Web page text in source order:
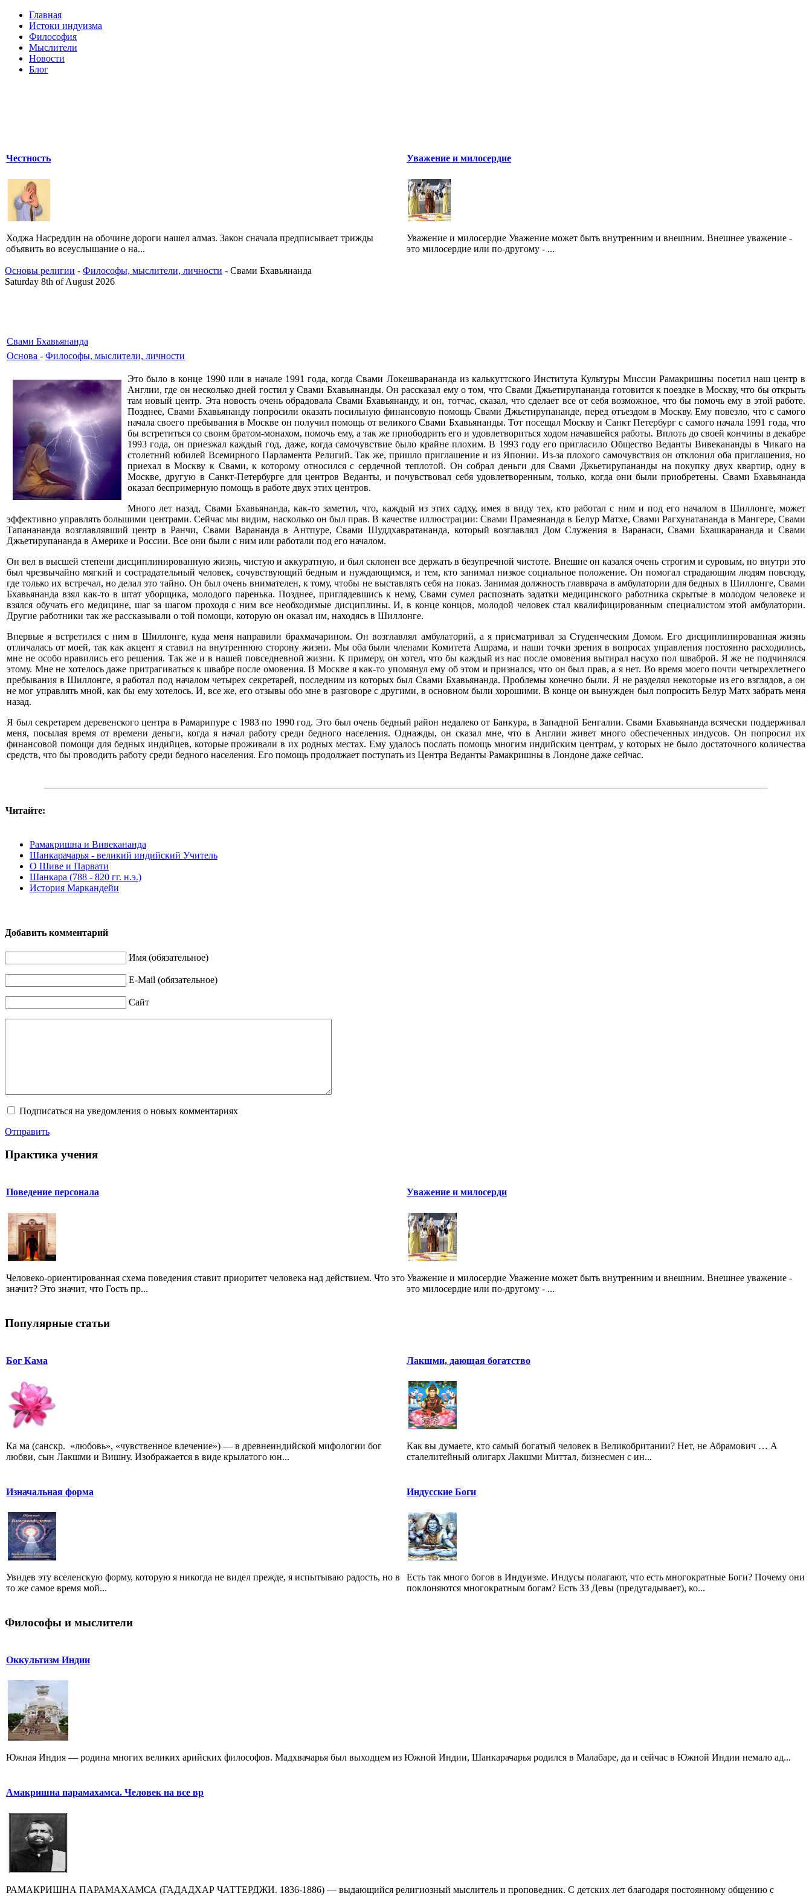
Главная
Истоки индуизма
Философия
Мыслители
Новости
Блог
Честность
Ходжа Насреддин на обочине дороги нашел алмаз. Закон сначала предписывает трижды
объявить во всеуслышание о на...
Уважение и милосердие
Уважение и милосердие Уважение может быть внутренним и внешним. Внешнее уважение -
это милосердие или по-другому - ...
Основы религии - Философы, мыслители, личности - Свами Бхавьянанда
Saturday 8th of August 2026
Свами Бхавьянанда
Основа - Философы, мыслители, личности
Это было в конце 1990 или в начале 1991 года, когда Свами Локешварананда из калькуттского Института Культуры Миссии Рамакришны посетил наш центр в
Англии, где он несколько дней гостил у Свами Бхавьянанды. Он рассказал ему о том, что Свами Джьетирупананда готовится к поездке в Москву, что бы открыть
там новый центр. Эта новость очень обрадовала Свами Бхавьянанду, и он, тотчас, сказал, что сделает все от себя возможное, что бы помочь ему в этой работе.
Позднее, Свами Бхавьянанду попросили оказать посильную финансовую помощь Свами Джьетирупананде, перед отъездом в Москву. Ему повезло, что с самого
начала своего пребывания в Москве он получил помощь от великого Свами Бхавьянанды. Тот посещал Москву и Санкт Петербург с самого начала 1991 года, что
бы встретиться со своим братом-монахом, помочь ему, а так же приободрить его и удовлетвориться ходом начавшейся работы. Вплоть до своей кончины в декабре
1993 года, он приезжал каждый год, даже, когда самочувствие было крайне плохим. В 1993 году его пригласило Общество Веданты Вивекананды в Чикаго на
столетний юбилей Всемирного Парламента Религий. Так же, пришло приглашение и из Японии. Из-за плохого самочувствия он отклонил оба приглашения, но
приехал в Москву к Свами, к которому относился с сердечной теплотой. Он собрал деньги для Свами Джьетирупананды на покупку двух квартир, одну в
Москве, другую в Санкт-Петербурге для центров Веданты, и почувствовал себя удовлетворенным, только, когда они были приобретены. Свами Бхавьянанда
оказал беспримерную помощь в работе двух этих центров.
Много лет назад, Свами Бхавьянанда, как-то заметил, что, каждый из этих садху, имея в виду тех, кто работал с ним и под его началом в Шиллонге, может
эффективно управлять большими центрами. Сейчас мы видим, насколько он был прав. В качестве иллюстрации: Свами Прамеянанда в Белур Матхе, Свами Рагхунатананда в Мангере, Свами
Тапанананда возглавлявший центр в Ранчи, Свами Варананда в Антпуре, Свами Шуддхавратананда, который возглавлял Дом Служения в Варанаси, Свами Бхашкарананда и Свами
Джьетирупананда в Америке и России. Все они были с ним или работали под его началом.
Он вел в высшей степени дисциплинированную жизнь, чистую и аккуратную, и был склонен все держать в безупречной чистоте. Внешне он казался очень строгим и суровым, но внутри это
был чрезвычайно мягкий и сострадательный человек, сочувствующий бедным и нуждающимся, и тем, кто занимал низкое социальное положение. Он помогал страдающим людям повсюду,
где только их встречал, но делал это тайно. Он был очень внимателен, к тому, чтобы не выставлять себя на показ. Занимая должность главврача в амбулатории для бедных в Шиллонге, Свами
Бхавьянанда взял как-то в штат уборщика, молодого паренька. Позднее, приглядевшись к нему, Свами сумел распознать задатки медицинского работника скрытые в молодом человеке и
взялся обучать его медицине, шаг за шагом проходя с ним все необходимые дисциплины. И, в конце концов, молодой человек стал квалифицированным специалистом этой амбулатории.
Другие работники так же рассказывали о той помощи, которую он оказал им, находясь в Шиллонге.
Впервые я встретился с ним в Шиллонге, куда меня направили брахмачарином. Он возглавлял амбулаторий, а я присматривал за Студенческим Домом. Его дисциплинированная жизнь
отличалась от моей, так как акцент я ставил на внутреннюю сторону жизни. Мы оба были членами Комитета Ашрама, и наши точки зрения в вопросах управления постоянно расходились,
мне не особо нравились его решения. Так же и в нашей повседневной жизни. К примеру, он хотел, что бы каждый из нас после омовения вытирал насухо пол шваброй. Я же не подчинялся
этому. Мне не хотелось даже притрагиваться к швабре после омовения. В Москве я как-то упомянул ему об этом и признался, что он был прав, а я нет. Во время моего почти четырехлетнего
пребывания в Шиллонге, я работал под началом четырех секретарей, последним из которых был Свами Бхавьянанда. Проблемы конечно были. Я не разделял некоторые из его взглядов, а он
не мог управлять мной, как бы ему хотелось. И, все же, его отзывы обо мне в разговоре с другими, в основном были хорошими. В конце он вынужден был попросить Белур Матх забрать меня
назад.
Я был секретарем деревенского центра в Рамарипуре с 1983 по 1990 год. Это был очень бедный район недалеко от Банкура, в Западной Бенгалии. Свами Бхавьянанда всячески поддерживал
меня, посылая время от времени деньги, когда я начал работу среди бедного населения. Однажды, он сказал мне, что в Англии живет много обеспеченных индусов. Он попросил их
финансовой помощи для бедных индийцев, которые проживали в их родных местах. Ему удалось послать помощь многим индийским центрам, у которых не было достаточного количества
средств, что бы проводить работу среди бедного населения. Его помощь продолжает поступать из Центра Веданты Рамакришны в Лондоне даже сейчас.
Читайте:
Рамакришна и Вивекананда
Шанкарачарья - великий индийский Учитель
О Шиве и Парвати
Шанкара (788 - 820 гг. н.э.)
История Маркандейи
Добавить комментарий
Имя (обязательное)
E-Mail (обязательное)
Сайт
Подписаться на уведомления о новых комментариях
Отправить
Практика учения
Поведение персонала
Человеко-ориентированная схема поведения ставит приоритет человека над действием. Что это
значит? Это значит, что Гость пр...
Уважение и милосерди
Уважение и милосердие Уважение может быть внутренним и внешним. Внешнее уважение -
это милосердие или по-другому - ...
Популярные статьи
Бог Кама
Ка ма (санскр. «любовь», «чувственное влечение») — в древнеиндийской мифологии бог
любви, сын Лакшми и Вишну. Изображается в виде крылатого юн...
Лакшми, дающая богатство
Как вы думаете, кто самый богатый человек в Великобритании? Нет, не Абрамович … А
сталелитейный олигарх Лакшми Миттал, бизнесмен с ин...
Изначальная форма
Увидев эту вселенскую форму, которую я никогда не видел прежде, я испытываю радость, но в
то же самое время мой...
Индусские Боги
Есть так много богов в Индуизме. Индусы полагают, что есть многократные Боги? Почему они
поклоняются многократным богам? Есть 33 Девы (предугадывает), ко...
Философы и мыслители
Оккультизм Индии
Южная Индия — родина многих великих арийских философов. Мадхвачарья был выходцем из Южной Индии, Шанкарачарья родился в Малабаре, да и сейчас в Южной Индии немало ад...
Амакришна парамахамса. Человек на все вр
РАМАКРИШНА ПАРАМАХАМСА (ГАДАДХАР ЧАТТЕРДЖИ. 1836-1886) — выдающийся религиозный мыслитель и проповедник. С детских лет благодаря постоянному общению с